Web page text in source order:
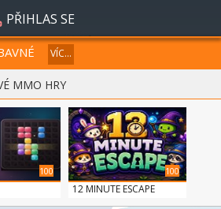
PŘIHLAS SE
VÍC...
MMO HRY
100 100
12 MINUTE ESCAPE